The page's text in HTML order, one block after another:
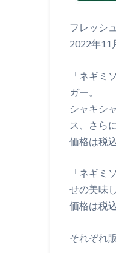
フレッシ
2022年11
「ネギミ
ガー。
シャキシ
ス、さら
価格は税
「ネギミ
せの美味
価格は税
それぞれ